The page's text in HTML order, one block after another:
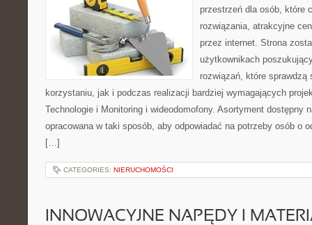
przestrzeń dla osób, które
rozwiązania, atrakcyjne
przez internet. Strona
użytkownikach
rozwiązań, które sprawdzą
korzystaniu, jak i podczas realizacji bardziej wymagających
Technologie i Monitoring i wideodomofony. Asortyment dostępny
opracowana w taki sposób, aby odpowiadać na potrzeby osób o
[…]
CATEGORIES: NIERUCHOMOŚCI
INNOWACYJNE NAPĘDY I